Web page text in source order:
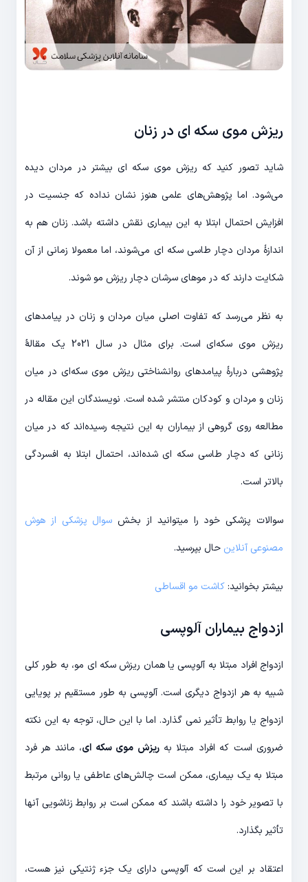
ریزش موی سکه ای در زنان
شاید تصور کنید که ریزش موی سکه ای بیشتر در مردان دیده
می‌شود. اما پژوهش‌های علمی هنوز نشان نداده که جنسیت در
افزایش احتمال ابتلا به این بیماری نقش داشته باشد. زنان هم به
اندازۀ مردان دچار طاسی سکه ای می‌شوند، اما معمولا زمانی از آن
شکایت دارند که در موهای سرشان دچار ریزش مو شوند.
به نظر می‌رسد که تفاوت اصلی میان مردان و زنان در پیامدهای
ریزش موی سکه‌ای است. برای مثال در سال 2021 یک مقالۀ
پژوهشی دربارۀ پیامدهای روانشناختی ریزش موی سکه‌ای در میان
زنان و مردان و کودکان منتشر شده است. نویسندگان این مقاله در
مطالعه روی گروهی از بیماران به این نتیجه رسیده‌اند که در میان
زنانی که دچار طاسی سکه ای شده‌اند، احتمال ابتلا به افسردگی
بالاتر است.
سوالات پزشکی خود را میتوانید از بخش سوال پزشکی از هوش
مصنوعی آنلاین حال بپرسید.
بیشتر بخوانید:کاشت مو اقساطی
ازدواج بیماران آلوپسی
ازدواج افراد مبتلا به آلوپسی یا همان ریزش سکه ای مو، به طور کلی
شبیه به هر ازدواج دیگری است. آلوپسی به طور مستقیم بر پویایی
ازدواج یا روابط تأثیر نمی گذارد. اما با این حال، توجه به این نکته
ضروری است که افراد مبتلا بهریزش موی سکه ای، مانند هر فرد
مبتلا به یک بیماری، ممکن است چالش‌های عاطفی یا روانی مرتبط
با تصویر خود را داشته باشند که ممکن است بر روابط زناشویی آنها
تأثیر بگذارد.
اعتقاد بر این است که آلوپسی دارای یک جزء ژنتیکی نیز هست،